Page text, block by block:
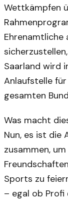
Wettkämpfen
Ehrenamtliche
Saarland wird
Anlaufstelle
gesamten
Was macht
Nun, es ist die
zusammen,
Sports zu
– egal ob Profi